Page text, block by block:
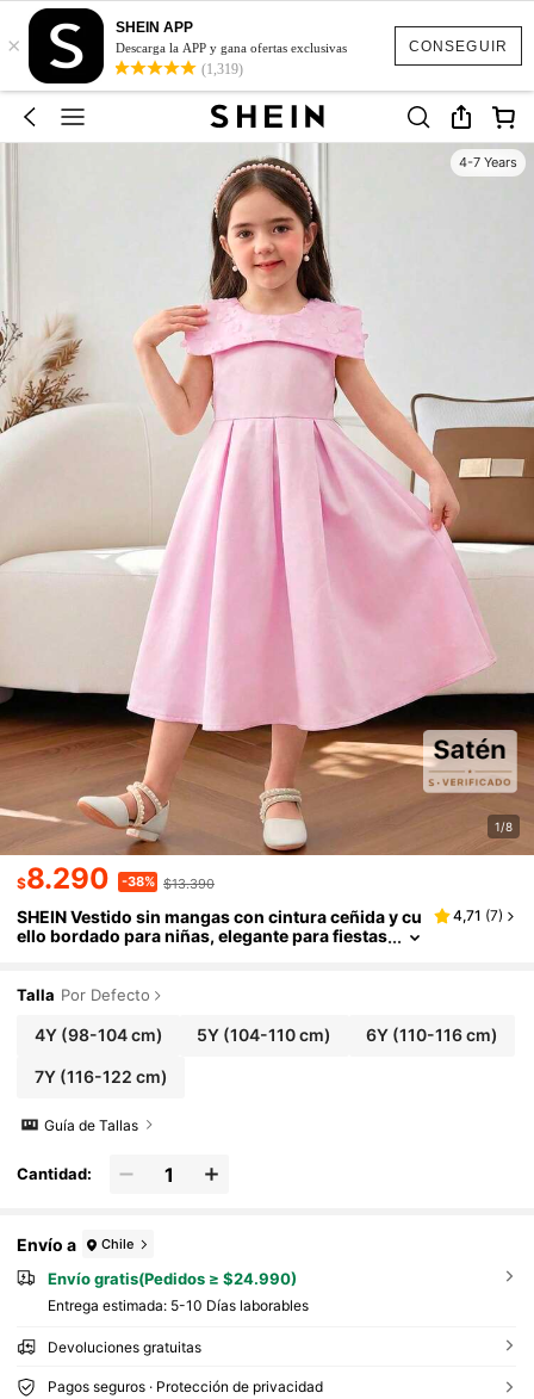
CONSEGUIR
×
SHEIN APP
Descarga la APP y gana ofertas exclusivas
(1,319)
4-7 Years
1/8
$8.290 -38% $13.390
SHEIN Vestido sin mangas con cintura ceñida y cu
ello bordado para niñas, elegante para fiestas
4,71 (7)
Talla Por Defecto
4Y(98-104 cm) 5Y (104-110 cm) 6Y(110-116 cm)
7Y(116-122 cm)
Guía de Tallas
Cantidad:
Envío a Chile
Envío gratis(Pedidos ≥ $24.990)
Entrega estimada: 5-10 Días laborables
Devoluciones gratuitas
Pagos seguros · Protección de privacidad